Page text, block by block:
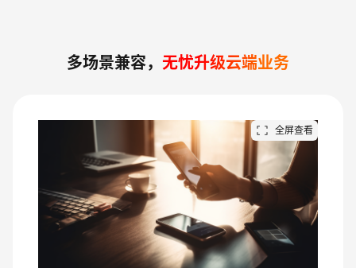
多场景兼容， 无忧升级云端业务
全屏查看